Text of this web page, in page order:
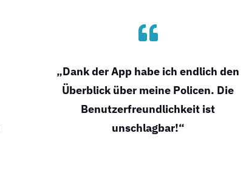

„Dank der App habe ich endlich den
Überblick über meine Policen. Die
Benutzerfreundlichkeit ist
unschlagbar!“